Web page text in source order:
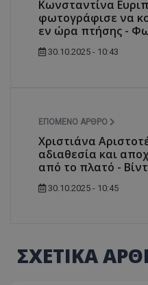
Κωνσταντίνα
φωτογράφισε να
εν ώρα πτήσης -
30.10.2025 - 10:43
ΕΠΌΜΕΝΟ ΆΡΘΡΟ
Χριστιάνα
αδιαθεσία και
από το πλατό -
30.10.2025 - 10:45
ΣΧΕΤΙΚΑ